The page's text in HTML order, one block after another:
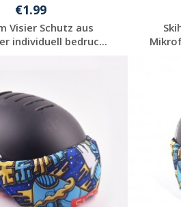
€1.99
Visier Schutz aus
individuell bedruc...